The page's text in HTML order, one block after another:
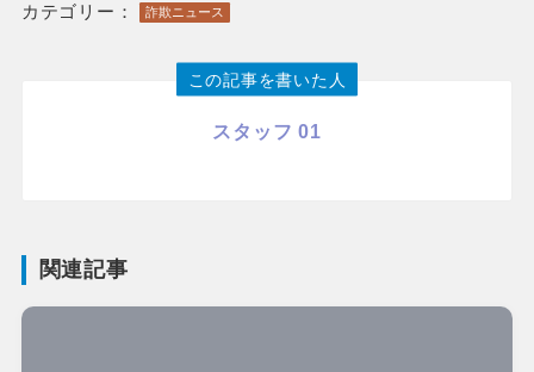
カテゴリー： 詐欺ニュース
この記事を書いた人
スタッフ 01
関連記事